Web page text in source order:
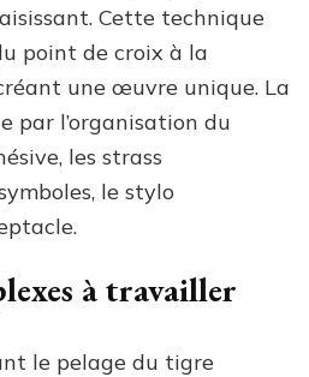
Cette technique
point de croix à la
une œuvre unique. La
par l’organisation du
les strass
le stylo
à travailler
le pelage du tigre